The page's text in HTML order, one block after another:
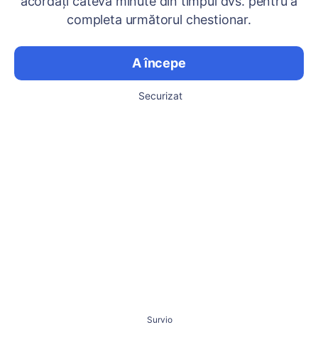
completa următorul chestionar.
A începe
Securizat
Survio